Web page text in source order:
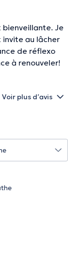
Je
invite au lâcher
de réflexo
à renouveler!
Voir plus d’avis